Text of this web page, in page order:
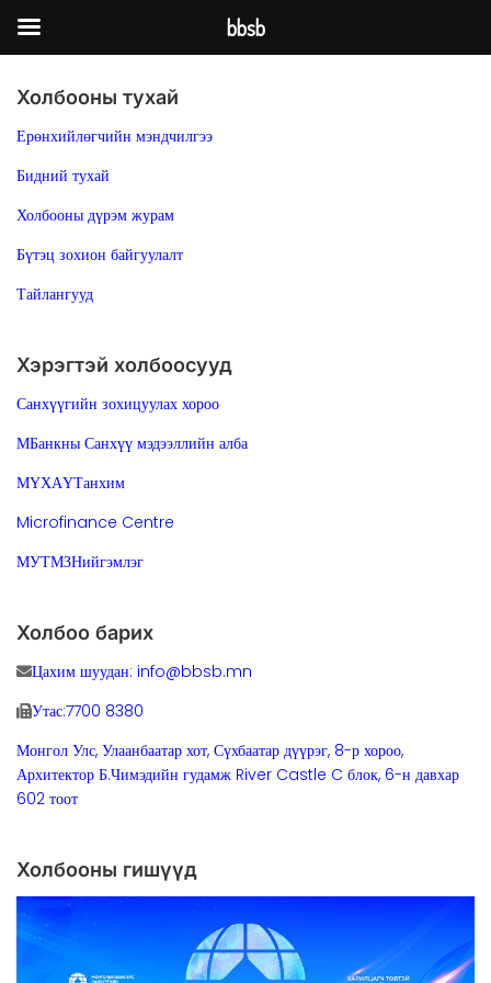
Холбооны тухай
Ерөнхийлөгчийн мэндчилгээ
Бидний тухай
Холбооны дүрэм журам
Бүтэц зохион байгуулалт
Тайлангууд
Хэрэгтэй холбоосууд
Санхүүгийн зохицуулах хороо
МБанкны Санхүү мэдээллийн алба
МҮХАҮТанхим
Microfinance Centre
МУТМЗНийгэмлэг
Холбоо барих
Цахим шуудан: info@bbsb.mn
Утас:7700 8380
Монгол Улс, Улаанбаатар хот, Сүхбаатар дүүрэг, 8-р хороо,
Архитектор Б.Чимэдийн гудамж River Castle C блок, 6-н давхар
602 тоот
Холбооны гишүүд
bbsb